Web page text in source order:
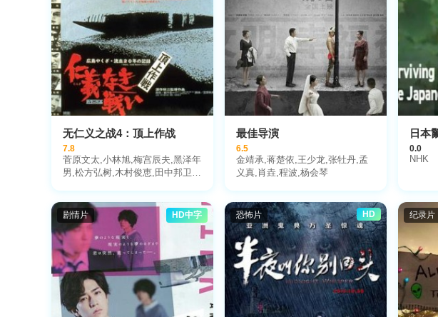
无仁义之战4：顶上作战
7.8
菅原文太,小林旭,梅宫辰夫,黑泽年
男,松方弘树,木村俊恵,田中邦卫,
夏八木勋,远藤太津朗,内田朝雄,长
谷川明男,三上真一郎,小仓一郎,葵
三津子,吉田义夫,铃木瑞穗,野口贵
史,小林稔侍,曾根晴美,诚直也,志
贺胜,福本清三,Yukitomo,Tochino,
川谷拓三,片桐龙次
最佳导演
6.5
金靖承,蒋楚依,王少龙,张牡丹,孟
义真,肖垚,程波,杨会琴
日本
0.0
NHK
剧情片 HD中字 恐怖片 HD 纪录片